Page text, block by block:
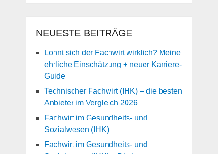
NEUESTE BEITRÄGE
Lohnt sich der Fachwirt wirklich? Meine
ehrliche Einschätzung + neuer Karriere-
Guide
Technischer Fachwirt (IHK) – die besten
Anbieter im Vergleich 2026
Fachwirt im Gesundheits- und
Sozialwesen (IHK)
Fachwirt im Gesundheits- und